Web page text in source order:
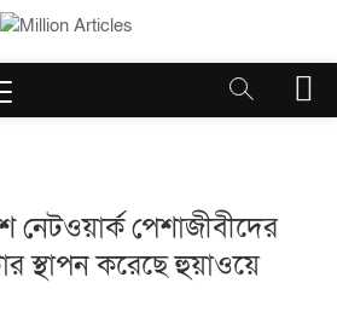
M
e
নেটওয়ার্ক পেশাজীবীদের
স্থাপন করেছে হুয়াওয়ে